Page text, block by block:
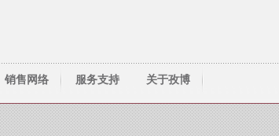
销售网络 服务支持
资料下载
关于孜博